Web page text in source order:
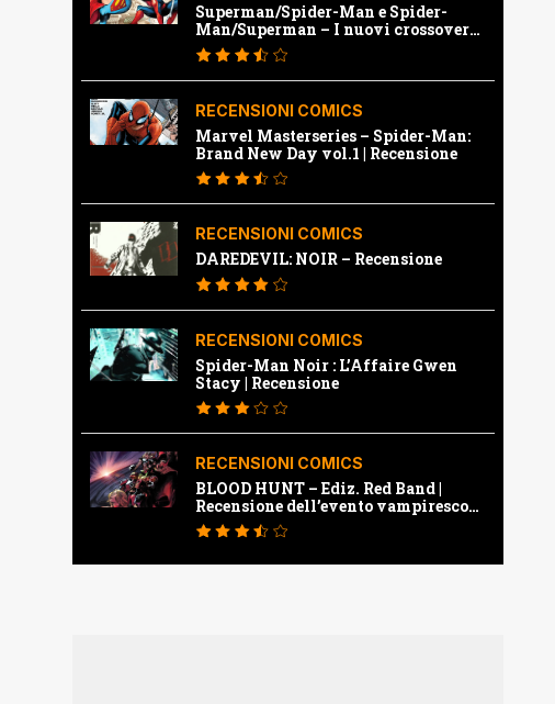
Superman/Spider-Man e Spider-
Man/Superman – I nuovi crossover
Marvel e Dc | Recensione
RECENSIONI COMICS
Marvel Masterseries – Spider-Man:
Brand New Day vol.1 | Recensione
RECENSIONI COMICS
DAREDEVIL: NOIR – Recensione
RECENSIONI COMICS
Spider-Man Noir : L’Affaire Gwen
Stacy | Recensione
RECENSIONI COMICS
BLOOD HUNT – Ediz. Red Band |
Recensione dell’evento vampiresco
della Marvel